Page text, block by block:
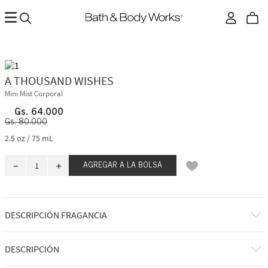
A THOUSAND WISHES
Mini Mist Corporal
Gs. 64.000
Gs. 80.000
2.5 oz / 75 mL
＋
－ AGREGAR A LA BOLSA
DESCRIPCIÓN FRAGANCIA
Reconforta tu corazón con esta fragancia deslumbrante. Como si
brindaras con una copa de champán para celebrar, esta fragancia es
DESCRIPCIÓN